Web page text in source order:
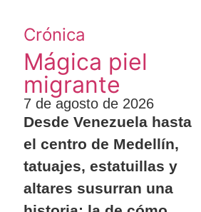
Crónica
Mágica piel
migrante
7 de agosto de 2026
Desde Venezuela hasta
el centro de Medellín,
tatuajes, estatuillas y
altares susurran una